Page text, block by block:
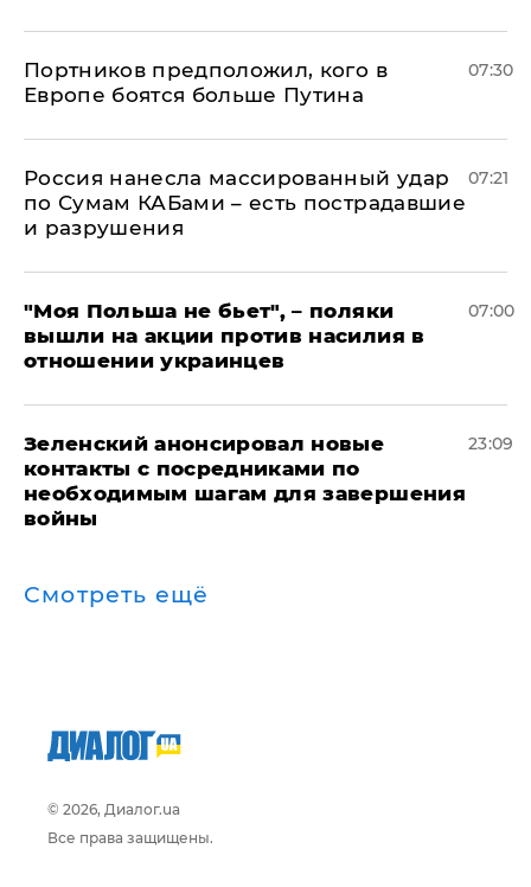
Портников предположил, кого в
Европе боятся больше Путина
07:30
Россия нанесла массированный удар
по Сумам КАБами – есть пострадавшие
и разрушения
07:21
"Моя Польша не бьет", – поляки
вышли на акции против насилия в
отношении украинцев
07:00
Зеленский анонсировал новые
контакты с посредниками по
необходимым шагам для завершения
войны
23:09
Смотреть ещё
© 2026, Диалог.ua
Все права защищены.